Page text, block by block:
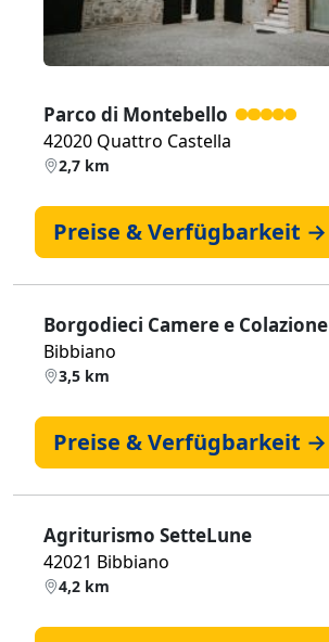
Parco di Montebello
42020 Quattro Castella
2,7 km
Preise & Verfügbarkeit →
Borgodieci Camere e Colazione
Bibbiano
3,5 km
Preise & Verfügbarkeit →
Agriturismo SetteLune
42021 Bibbiano
4,2 km